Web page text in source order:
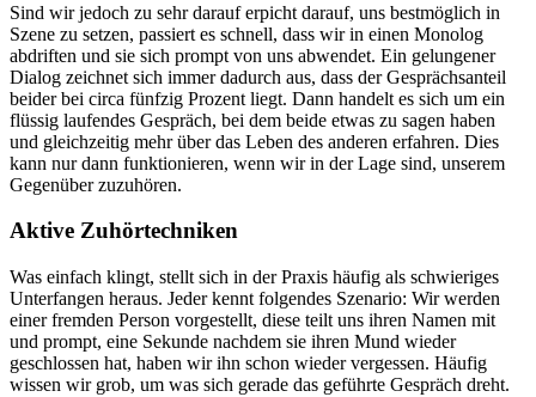
Sind wir jedoch zu sehr darauf erpicht darauf, uns bestmöglich in
Szene zu setzen, passiert es schnell, dass wir in einen Monolog
abdriften und sie sich prompt von uns abwendet. Ein gelungener
Dialog zeichnet sich immer dadurch aus, dass der Gesprächsanteil
beider bei circa fünfzig Prozent liegt. Dann handelt es sich um ein
flüssig laufendes Gespräch, bei dem beide etwas zu sagen haben
und gleichzeitig mehr über das Leben des anderen erfahren. Dies
kann nur dann funktionieren, wenn wir in der Lage sind, unserem
Gegenüber zuzuhören.
Aktive Zuhörtechniken
Was einfach klingt, stellt sich in der Praxis häufig als schwieriges
Unterfangen heraus. Jeder kennt folgendes Szenario: Wir werden
einer fremden Person vorgestellt, diese teilt uns ihren Namen mit
und prompt, eine Sekunde nachdem sie ihren Mund wieder
geschlossen hat, haben wir ihn schon wieder vergessen. Häufig
wissen wir grob, um was sich gerade das geführte Gespräch dreht.